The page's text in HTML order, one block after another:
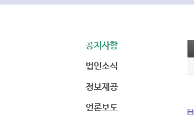
공지사항
법인소식
정보제공
언론보도